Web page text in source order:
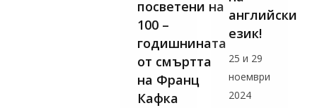
посветени на
100 –
годишнината
от смъртта
на Франц
Кафка
английски
език!
25 и 29
ноември
2024